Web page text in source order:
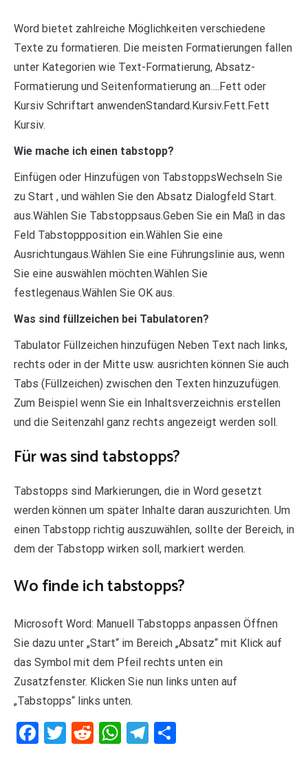
Word bietet zahlreiche Möglichkeiten verschiedene
Texte zu formatieren. Die meisten Formatierungen fallen
unter Kategorien wie Text-Formatierung, Absatz-
Formatierung und Seitenformatierung an….Fett oder
Kursiv Schriftart anwendenStandard.Kursiv.Fett.Fett
Kursiv.
Wie mache ich einen tabstopp?
Einfügen oder Hinzufügen von TabstoppsWechseln Sie
zu Start , und wählen Sie den Absatz Dialogfeld Start.
aus.Wählen Sie Tabstoppsaus.Geben Sie ein Maß in das
Feld Tabstoppposition ein.Wählen Sie eine
Ausrichtungaus.Wählen Sie eine Führungslinie aus, wenn
Sie eine auswählen möchten.Wählen Sie
festlegenaus.Wählen Sie OK aus.
Was sind füllzeichen bei Tabulatoren?
Tabulator Füllzeichen hinzufügen Neben Text nach links,
rechts oder in der Mitte usw. ausrichten können Sie auch
Tabs (Füllzeichen) zwischen den Texten hinzuzufügen.
Zum Beispiel wenn Sie ein Inhaltsverzeichnis erstellen
und die Seitenzahl ganz rechts angezeigt werden soll.
Für was sind tabstopps?
Tabstopps sind Markierungen, die in Word gesetzt
werden können um später Inhalte daran auszurichten. Um
einen Tabstopp richtig auszuwählen, sollte der Bereich, in
dem der Tabstopp wirken soll, markiert werden.
Wo finde ich tabstopps?
Microsoft Word: Manuell Tabstopps anpassen Öffnen
Sie dazu unter „Start“ im Bereich „Absatz“ mit Klick auf
das Symbol mit dem Pfeil rechts unten ein
Zusatzfenster. Klicken Sie nun links unten auf
„Tabstopps“ links unten.
Facebook
Twitter
RedditWhatsApp
Telegram